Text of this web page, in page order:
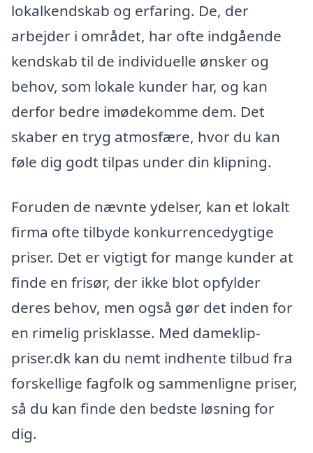
lokalkendskab og erfaring. De, der
arbejder i området, har ofte indgående
kendskab til de individuelle ønsker og
behov, som lokale kunder har, og kan
derfor bedre imødekomme dem. Det
skaber en tryg atmosfære, hvor du kan
føle dig godt tilpas under din klipning.
Foruden de nævnte ydelser, kan et lokalt
firma ofte tilbyde konkurrencedygtige
priser. Det er vigtigt for mange kunder at
finde en frisør, der ikke blot opfylder
deres behov, men også gør det inden for
en rimelig prisklasse. Med dameklip-
priser.dk kan du nemt indhente tilbud fra
forskellige fagfolk og sammenligne priser,
så du kan finde den bedste løsning for
dig.